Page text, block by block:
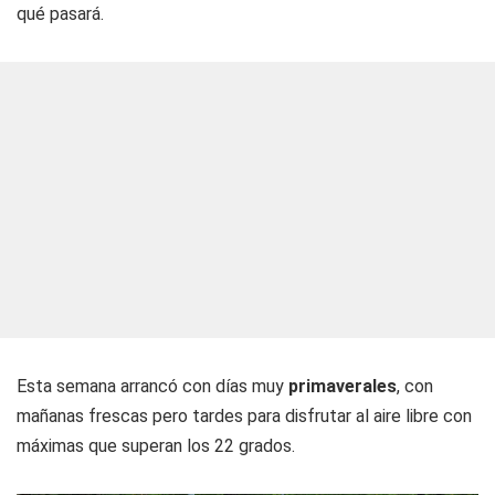
qué pasará.
Esta semana arrancó con días muy primaverales, con
mañanas frescas pero tardes para disfrutar al aire libre con
máximas que superan los 22 grados.